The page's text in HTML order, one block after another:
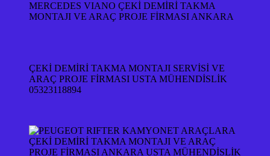
MERCEDES VIANO ÇEKİ DEMİRİ TAKMA
MONTAJI VE ARAÇ PROJE FİRMASI ANKARA
ÇEKİ DEMİRİ TAKMA MONTAJI SERVİSİ VE
ARAÇ PROJE FİRMASI USTA MÜHENDİSLİK
05323118894